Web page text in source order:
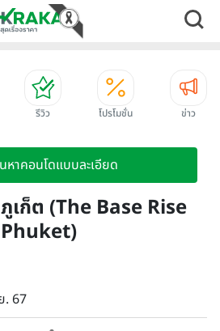
รีวิว โปรโมชั่น ข่าว
หาคอนโดแบบละเอียด
ภูเก็ต (The Base Rise
Phuket)
. 67